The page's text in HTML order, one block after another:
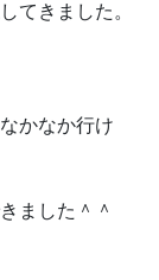
てきました。
かなか行け
ました＾＾